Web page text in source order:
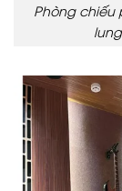
Phòng chiếu